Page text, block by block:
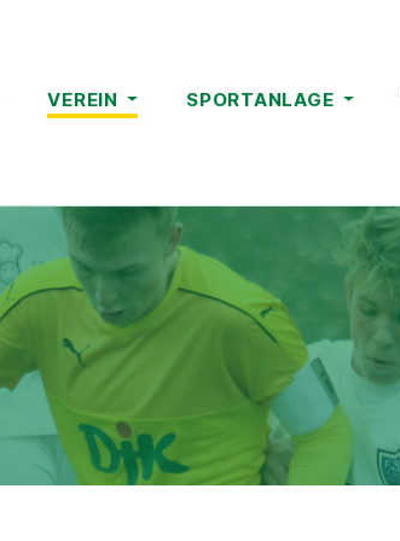
VEREIN SPORTANLAGE